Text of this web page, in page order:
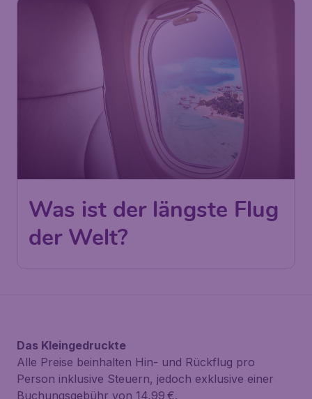
Was ist der längste Flug
der Welt?
Das Kleingedruckte
Alle Preise beinhalten Hin- und Rückflug pro
Person inklusive Steuern, jedoch exklusive einer
Buchungsgebühr von 14,99 €.